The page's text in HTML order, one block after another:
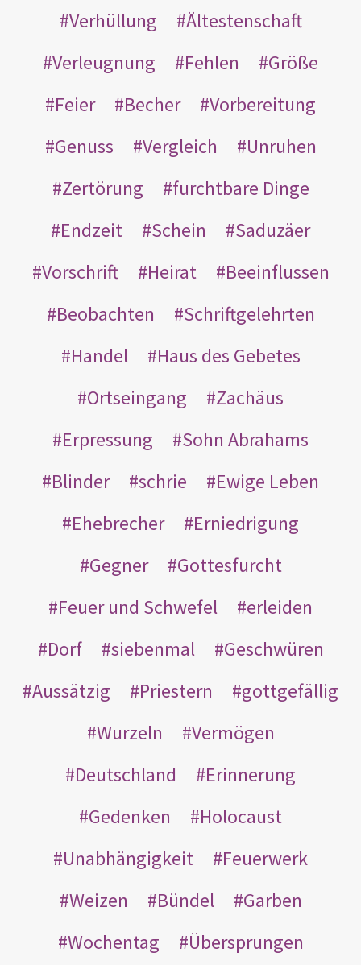
Verhüllung
Ältestenschaft
Verleugnung
Fehlen
Größe
Feier
Becher
Vorbereitung
Genuss
Vergleich
Unruhen
Zertörung
furchtbare Dinge
Endzeit
Schein
Saduzäer
Vorschrift
Heirat
Beeinflussen
Beobachten
Schriftgelehrten
Handel
Haus des Gebetes
Ortseingang
Zachäus
Erpressung
Sohn Abrahams
Blinder
schrie
Ewige Leben
Ehebrecher
Erniedrigung
Gegner
Gottesfurcht
Feuer und Schwefel
erleiden
Dorf
siebenmal
Geschwüren
Aussätzig
Priestern
gottgefällig
Wurzeln
Vermögen
Deutschland
Erinnerung
Gedenken
Holocaust
Unabhängigkeit
Feuerwerk
Weizen
Bündel
Garben
Wochentag
Übersprungen